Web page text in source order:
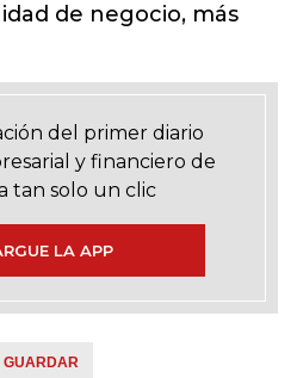
de negocio, más
del primer diario
y financiero de
tan solo un clic
LA APP
GUARDAR